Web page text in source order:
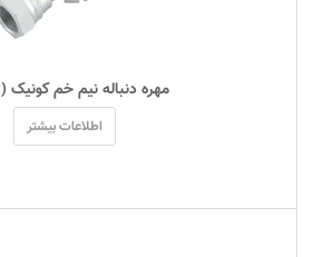
مهره دنباله نیم خم کونيک
اطلاعات بیشتر